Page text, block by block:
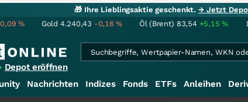
🎁 Ihre Lieblingsaktie geschenkt.→ Jetzt
% Gold 4.240,43 -0,16% Öl (Brent) 83,54 +5,15%
Depot eröffnen
Nachrichten Indizes Fonds ETFs Anleihen